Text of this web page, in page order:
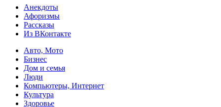
Анекдоты
Афоризмы
Рассказы
Из ВКонтакте
Авто, Мото
Бизнес
Дом и семья
Люди
Компьютеры, Интернет
Культура
Здоровье